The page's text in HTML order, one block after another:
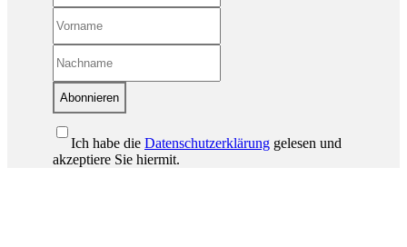
Abonnieren
Ich habe die Datenschutzerklärung gelesen und
akzeptiere Sie hiermit.